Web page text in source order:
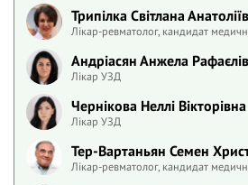
Трипілка Світлана
Лікар-ревматолог, кандидат
Андріасян Анжела
Лікар УЗД
Чернікова Неллі Вікторівна
Лікар УЗД
Тер-Вартаньян Семен
Лікар-ревматолог, кандидат